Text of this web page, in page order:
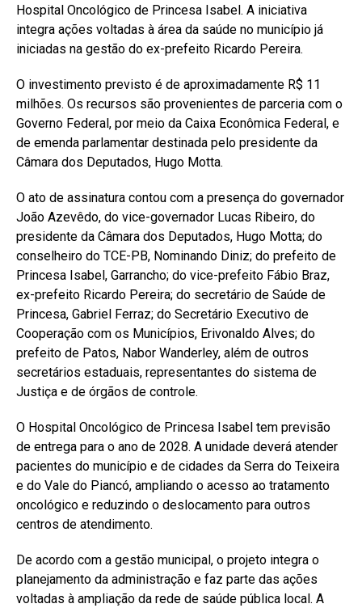
Hospital Oncológico de Princesa Isabel. A iniciativa
integra ações voltadas à área da saúde no município já
iniciadas na gestão do ex-prefeito Ricardo Pereira.
O investimento previsto é de aproximadamente R$ 11
milhões. Os recursos são provenientes de parceria com o
Governo Federal, por meio da Caixa Econômica Federal, e
de emenda parlamentar destinada pelo presidente da
Câmara dos Deputados, Hugo Motta.
O ato de assinatura contou com a presença do governador
João Azevêdo, do vice-governador Lucas Ribeiro, do
presidente da Câmara dos Deputados, Hugo Motta; do
conselheiro do TCE-PB, Nominando Diniz; do prefeito de
Princesa Isabel, Garrancho; do vice-prefeito Fábio Braz,
ex-prefeito Ricardo Pereira; do secretário de Saúde de
Princesa, Gabriel Ferraz; do Secretário Executivo de
Cooperação com os Municípios, Erivonaldo Alves; do
prefeito de Patos, Nabor Wanderley, além de outros
secretários estaduais, representantes do sistema de
Justiça e de órgãos de controle.
O Hospital Oncológico de Princesa Isabel tem previsão
de entrega para o ano de 2028. A unidade deverá atender
pacientes do município e de cidades da Serra do Teixeira
e do Vale do Piancó, ampliando o acesso ao tratamento
oncológico e reduzindo o deslocamento para outros
centros de atendimento.
De acordo com a gestão municipal, o projeto integra o
planejamento da administração e faz parte das ações
voltadas à ampliação da rede de saúde pública local. A